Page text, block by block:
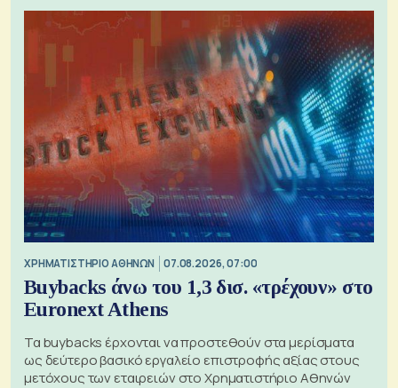
XΡΗΜΑΤΙΣΤΗΡΙΟ ΑΘΗΝΩΝ 07.08.2026, 07:00
Buybacks άνω του 1,3 δισ. «τρέχουν» στο
Euronext Athens
Τα buybacks έρχονται να προστεθούν στα μερίσματα
ως δεύτερο βασικό εργαλείο επιστροφής αξίας στους
μετόχους των εταιρειών στο Χρηματιστήριο Αθηνών